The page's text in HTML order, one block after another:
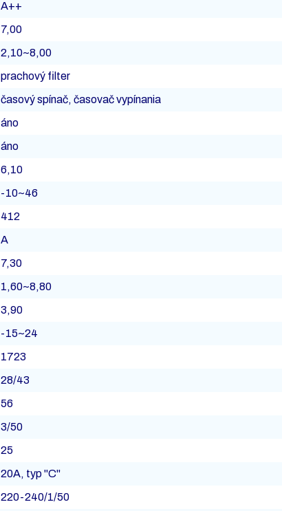
A++
7,00
2,10~8,00
prachový filter
časový spínač, časovač vypínania
áno
áno
6,10
-10~46
412
A
7,30
1,60~8,80
3,90
-15~24
1723
28/43
56
3/50
25
20A, typ "C"
220-240/1/50